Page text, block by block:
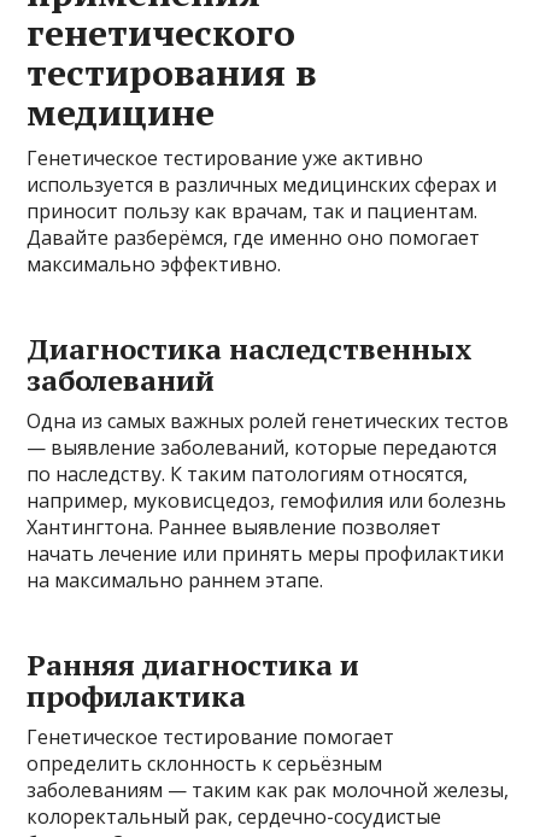
генетического
тестирования в
медицине
Генетическое тестирование уже активно
используется в различных медицинских сферах и
приносит пользу как врачам, так и пациентам.
Давайте разберёмся, где именно оно помогает
максимально эффективно.
Диагностика наследственных
заболеваний
Одна из самых важных ролей генетических тестов
— выявление заболеваний, которые передаются
по наследству. К таким патологиям относятся,
например, муковисцедоз, гемофилия или болезнь
Хантингтона. Раннее выявление позволяет
начать лечение или принять меры профилактики
на максимально раннем этапе.
Ранняя диагностика и
профилактика
Генетическое тестирование помогает
определить склонность к серьёзным
заболеваниям — таким как рак молочной железы,
колоректальный рак, сердечно-сосудистые